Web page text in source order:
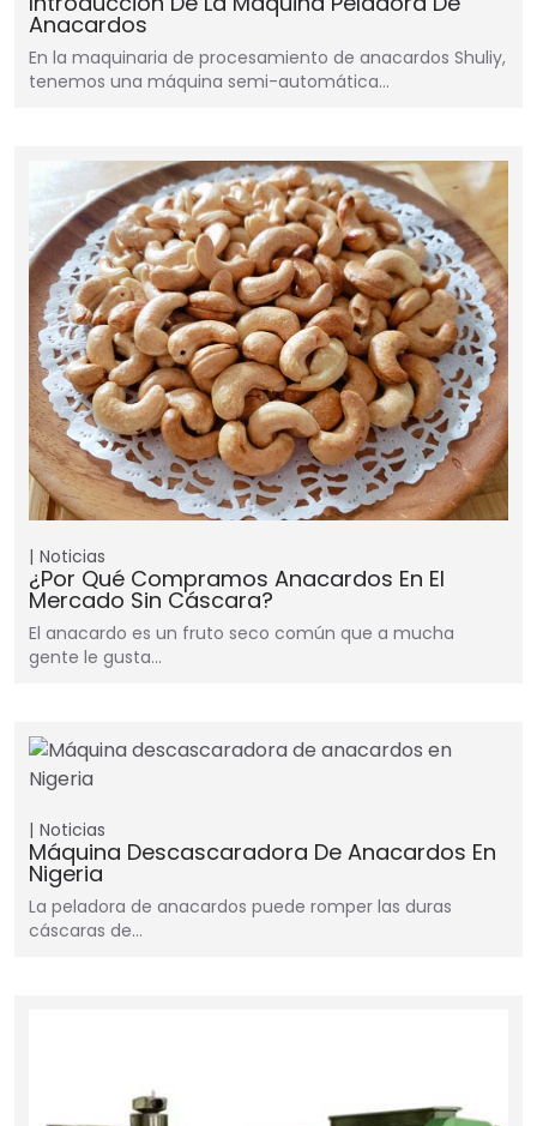
Anacardos
En la maquinaria de procesamiento de anacardos Shuliy,
tenemos una máquina semi-automática…
Noticias
¿Por Qué Compramos Anacardos En El
Mercado Sin Cáscara?
El anacardo es un fruto seco común que a mucha
gente le gusta…
Noticias
Máquina Descascaradora De Anacardos En
Nigeria
La peladora de anacardos puede romper las duras
cáscaras de…